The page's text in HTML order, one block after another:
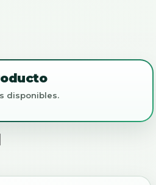
disponibles.